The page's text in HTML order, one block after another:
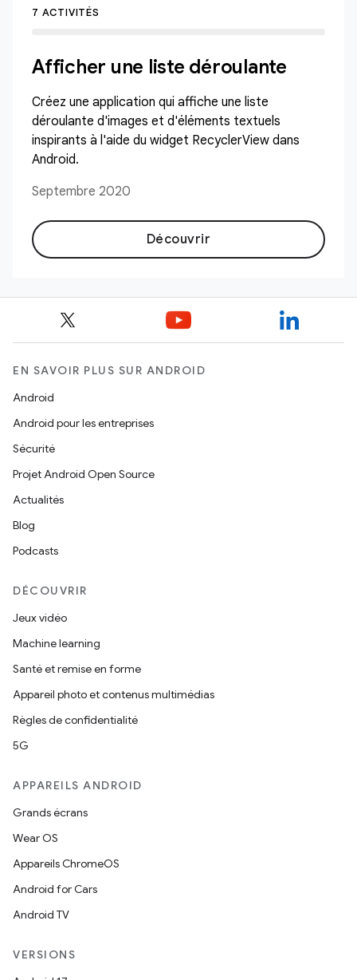
7 ACTIVITÉS
Afficher une liste déroulante
Créez une application qui affiche une liste
déroulante d'images et d'éléments textuels
inspirants à l'aide du widget RecyclerView dans
Android.
Septembre 2020
Découvrir
EN SAVOIR PLUS SUR ANDROID
Android
Android pour les entreprises
Sécurité
Projet Android Open Source
Actualités
Blog
Podcasts
DÉCOUVRIR
Jeux vidéo
Machine learning
Santé et remise en forme
Appareil photo et contenus multimédias
Règles de confidentialité
5G
APPAREILS ANDROID
Grands écrans
Wear OS
Appareils ChromeOS
Android for Cars
Android TV
VERSIONS